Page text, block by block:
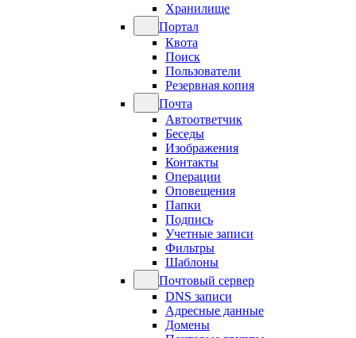
Хранилище
Портал
Квота
Поиск
Пользователи
Резервная копия
Почта
Автоответчик
Беседы
Изображения
Контакты
Операции
Оповещения
Папки
Подпись
Учетные записи
Фильтры
Шаблоны
Почтовый сервер
DNS записи
Адресные данные
Домены